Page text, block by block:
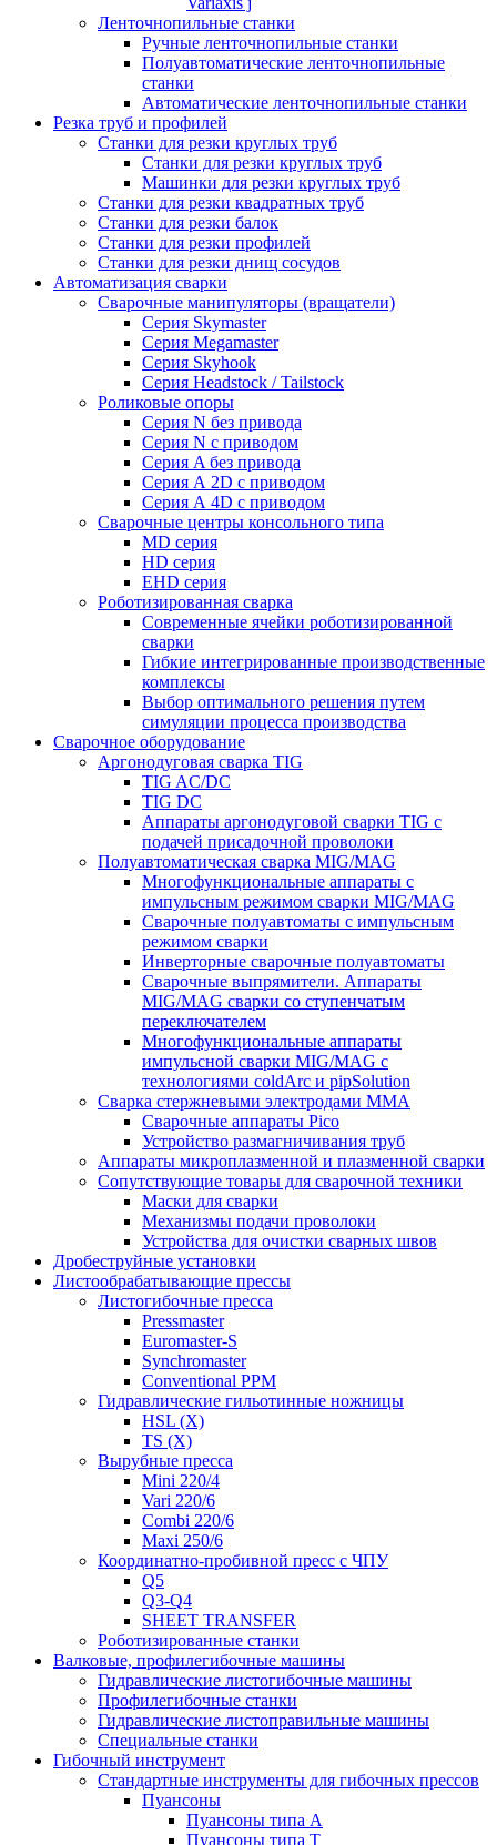
Ленточнопильные станки
Ручные ленточнопильные станки
Полуавтоматические ленточнопильные
станки
Автоматические ленточнопильные станки
Резка труб и профилей
Станки для резки круглых труб
Станки для резки круглых труб
Машинки для резки круглых труб
Станки для резки квадратных труб
Станки для резки балок
Станки для резки профилей
Станки для резки днищ сосудов
Автоматизация сварки
Сварочные манипуляторы (вращатели)
Серия Skymaster
Серия Megamaster
Серия Skyhook
Серия Headstock / Tailstock
Роликовые опоры
Серия N без привода
Серия N с приводом
Серия A без привода
Серия А 2D с приводом
Серия А 4D с приводом
Сварочные центры консольного типа
MD серия
HD серия
EHD серия
Роботизированная сварка
Современные ячейки роботизированной
сварки
Гибкие интегрированные производственные
комплексы
Выбор оптимального решения путем
симуляции процесса производства
Сварочное оборудование
Аргонодуговая сварка TIG
TIG AC/DC
TIG DC
Аппараты аргонодуговой сварки TIG с
подачей присадочной проволоки
Полуавтоматическая сварка MIG/MAG
Многофункциональные аппараты с
импульсным режимом сварки MIG/MAG
Сварочные полуавтоматы с импульсным
режимом сварки
Инверторные сварочные полуавтоматы
Сварочные выпрямители. Аппараты
MIG/MAG сварки со ступенчатым
переключателем
Многофункциональные аппараты
импульсной сварки MIG/MAG с
технологиями coldArc и pipSolution
Сварка стержневыми электродами MMA
Сварочные аппараты Pico
Устройство размагничивания труб
Аппараты микроплазменной и плазменной сварки
Сопутствующие товары для сварочной техники
Маски для сварки
Механизмы подачи проволоки
Устройства для очистки сварных швов
Дробеструйные установки
Листообрабатывающие прессы
Листогибочные пресса
Pressmaster
Euromaster-S
Synchromaster
Conventional PPM
Гидравлические гильотинные ножницы
HSL (X)
TS (X)
Вырубные пресса
Mini 220/4
Vari 220/6
Combi 220/6
Maxi 250/6
Координатно-пробивной пресс с ЧПУ
Q5
Q3-Q4
SHEET TRANSFER
Роботизированные станки
Валковые, профилегибочные машины
Гидравлические листогибочные машины
Профилегибочные станки
Гидравлические листоправильные машины
Специальные станки
Гибочный инструмент
Стандартные инструменты для гибочных прессов
Пуансоны
Пуансоны типа A
Пуансоны типа T